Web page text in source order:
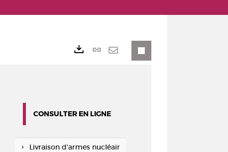
Lien
CONSULTER EN LIGNE
Livraison d'armes nucléair